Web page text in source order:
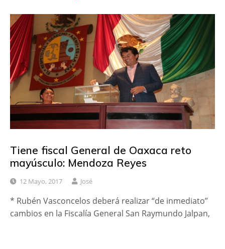
Tiene fiscal General de Oaxaca reto
mayúsculo: Mendoza Reyes
12 Mayo, 2017 José
* Rubén Vasconcelos deberá realizar “de inmediato”
cambios en la Fiscalía General San Raymundo Jalpan,